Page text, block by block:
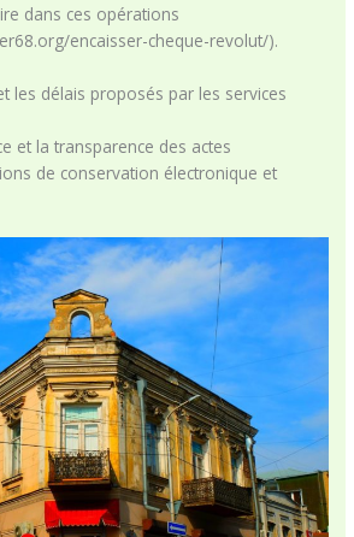
dans ces opérations
encaisser-cheque-revolut/).
les délais proposés par les services
et la transparence des actes
de conservation électronique et